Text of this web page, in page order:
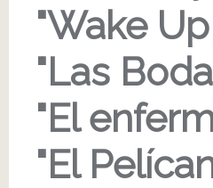
"Wake
"Las
"El
"El